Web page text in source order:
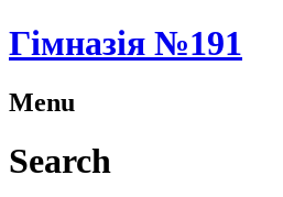
Гімназія №191
Menu
Search